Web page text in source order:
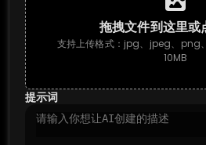
拖拽文件到这里或
支持上传格式：jpg、jpeg、png
10MB
提示词